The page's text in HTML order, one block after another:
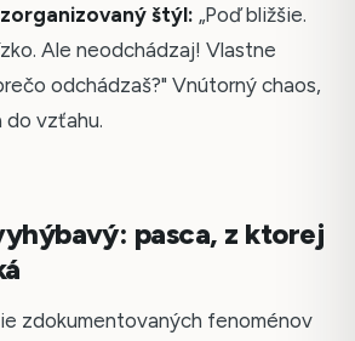
štýl: „Poď bližšie.
Ale neodchádzaj! Vlastne
odchádzaš?" Vnútorný chaos,
do vzťahu.
pasca, z ktorej
zdokumentovaných fenoménov